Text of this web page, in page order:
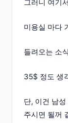
그러니 여기
미용실 마다
들려오는 소
35$ 정도 생
단, 이건 남
주시면 될꺼